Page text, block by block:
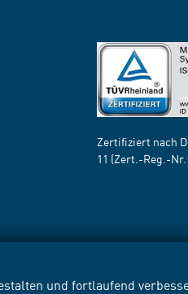
und fortlaufend
Zertifiziert nach
11 (Zert.-Reg.-Nr.: